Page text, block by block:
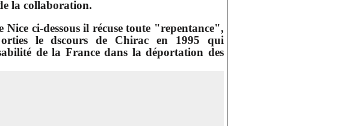
la collaboration.
Nice ci-dessous il récuse toute "repentance",
le dscours de Chirac en 1995 qui
de la France dans la déportation des